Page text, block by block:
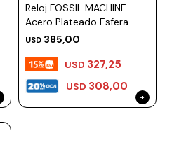
Reloj FOSSIL MACHINE
Acero Plateado Esfera
44mm
USD 385,00
USD 308,00
USD 327,25